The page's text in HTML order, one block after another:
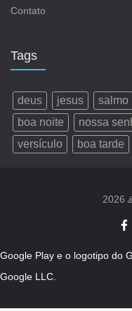
Contato
Tags
deus jesus salmo
boa noite
nossa
versículo
boa tarde
2026
Google Play e o logotipo do
Google LLC.